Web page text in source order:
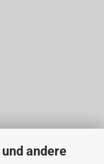
andere